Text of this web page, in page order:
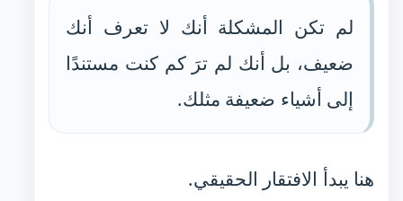
لم تكن المشكلة أنك لا تعرف أنك
ضعيف، بل أنك لم ترَ كم كنت مستندًا
إلى أشياء ضعيفة مثلك.
هنا يبدأ الافتقار الحقيقي.